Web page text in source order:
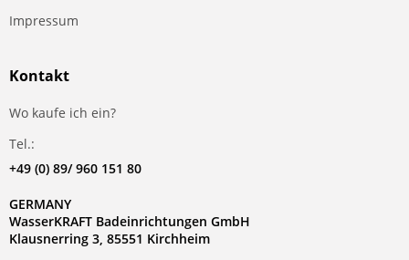
Impressum
Kontakt
Wo kaufe ich ein?
Tel.:
+49 (0) 89/ 960 151 80
GERMANY
WasserKRAFT Badeinrichtungen GmbH
Klausnerring 3, 85551 Kirchheim